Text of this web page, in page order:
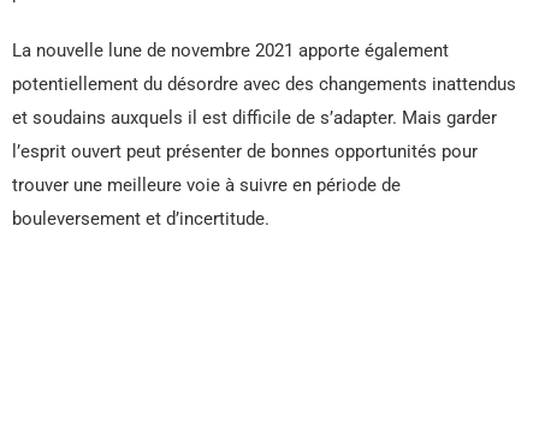
La nouvelle lune de novembre 2021 apporte également
potentiellement du désordre avec des changements inattendus
et soudains auxquels il est difficile de s’adapter. Mais garder
l’esprit ouvert peut présenter de bonnes opportunités pour
trouver une meilleure voie à suivre en période de
bouleversement et d’incertitude.